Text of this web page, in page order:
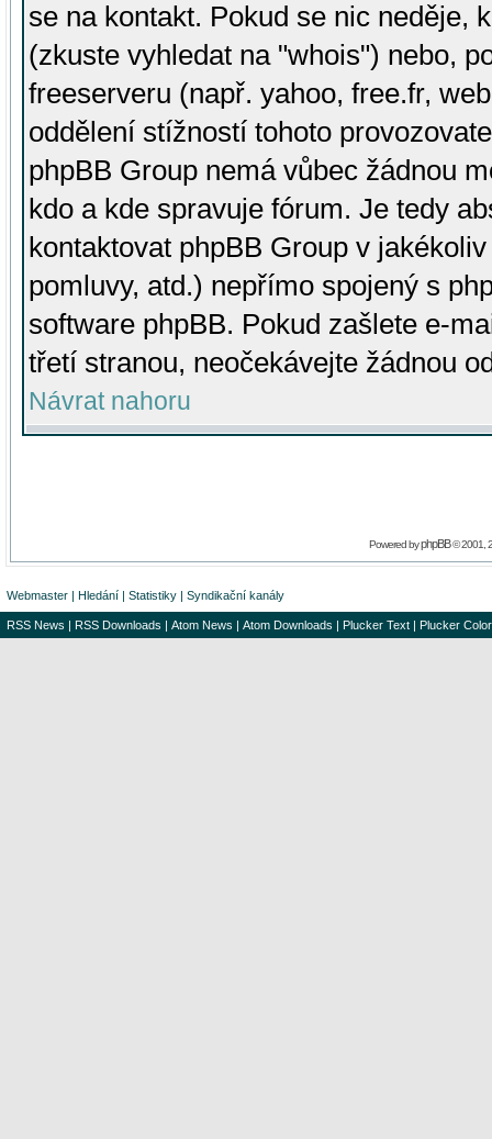
se na kontakt. Pokud se nic neděje,
(zkuste vyhledat na "whois") nebo,
freeserveru (např. yahoo, free.fr,
oddělení stížností tohoto
phpBB Group nemá vůbec žádnou
kdo a kde spravuje fórum. Je tedy
kontaktovat phpBB Group v
pomluvy, atd.) nepřímo spojený s
software phpBB. Pokud zašlete e-
třetí stranou, neočekávejte žádnou
Návrat nahoru
Powered byphpBB© 2001,
Webmaster | Hledání | Statistiky | Syndikační kanály
RSS News | RSS Downloads | Atom News | Atom Downloads | Plucker Text | Plucker Color